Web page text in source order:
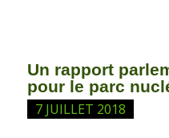
Un rapport
pour le parc
7 JUILLET 2018